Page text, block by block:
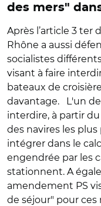
des mers"
Après l’article 3 ter
Rhône a aussi
socialistes
visant à faire
bateaux de
davantage. L'un
interdire, à partir
des navires les
intégrer dans le
engendrée par les
stationnent. A
amendement PS
de séjour" pour ces